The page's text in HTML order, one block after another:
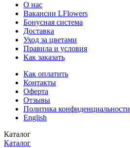
О нас
Вакансии LFlowers
Бонусная система
Доставка
Уход за цветами
Правила и условия
Как заказать
Как оплатить
Контакты
Оферта
Отзывы
Политика конфиденциальности
English
Каталог
Каталог